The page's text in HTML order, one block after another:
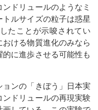
ドリュールのようなミ
ルサイズの粒子は惑星
たことが示唆されてい
ける物質進化のみなら
に進歩させる可能性も
ンの「きぼう」日本実
ドリュールの再現実験